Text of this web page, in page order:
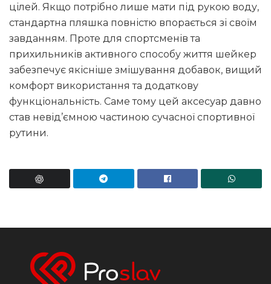
цілей. Якщо потрібно лише мати під рукою воду,
стандартна пляшка повністю впорається зі своїм
завданням. Проте для спортсменів та
прихильників активного способу життя шейкер
забезпечує якісніше змішування добавок, вищий
комфорт використання та додаткову
функціональність. Саме тому цей аксесуар давно
став невід’ємною частиною сучасної спортивної
рутини.